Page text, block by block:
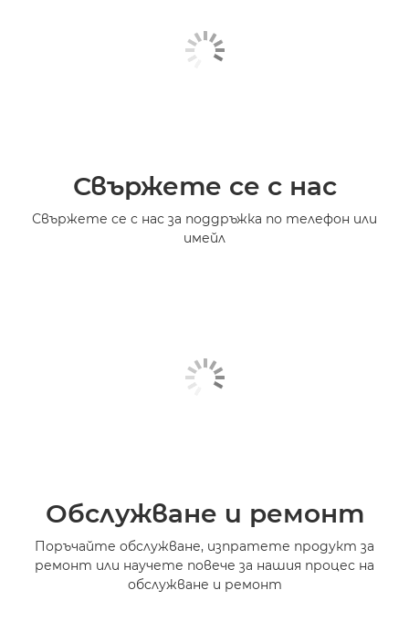
Свържете се с нас
Свържете се с нас за поддръжка по телефон или
имейл
Обслужване и ремонт
Поръчайте обслужване, изпратете продукт за
ремонт или научете повече за нашия процес на
обслужване и ремонт